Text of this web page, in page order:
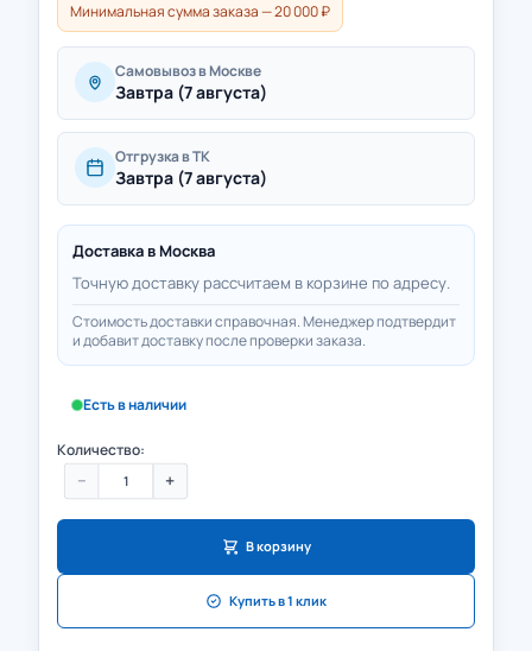
Минимальная сумма заказа — 20 000 ₽
Самовывоз в Москве
Завтра (7 августа)
Отгрузка в ТК
Завтра (7 августа)
Доставка в Москва
Точную доставку рассчитаем в корзине по адресу.
Стоимость доставки справочная. Менеджер подтвердит
и добавит доставку после проверки заказа.
Есть в наличии
Количество:
− +
В корзину
Купить в 1 клик